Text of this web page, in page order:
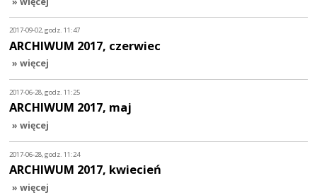
2017-09-02, godz. 11:47
ARCHIWUM 2017, czerwiec
» więcej
2017-06-28, godz. 11:25
ARCHIWUM 2017, maj
» więcej
2017-06-28, godz. 11:24
ARCHIWUM 2017, kwiecień
» więcej